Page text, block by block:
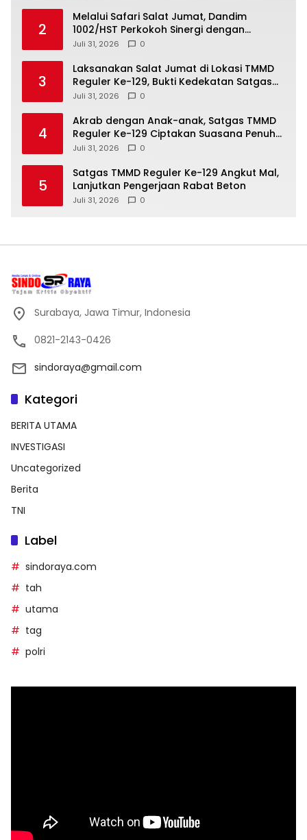
2
Melalui Safari Salat Jumat, Dandim
1002/HST Perkokoh Sinergi dengan
Masyarakat
Juli 31, 2026 0
3
Laksanakan Salat Jumat di Lokasi TMMD
Reguler Ke-129, Bukti Kedekatan Satgas
Kodim 1208/Sambas dengan Warga
Juli 31, 2026 0
4
Akrab dengan Anak-anak, Satgas TMMD
Reguler Ke-129 Ciptakan Suasana Penuh
Keceriaan di Desa Tempapan Hulu
Juli 31, 2026 0
5
Satgas TMMD Reguler Ke-129 Angkut Mal,
Lanjutkan Pengerjaan Rabat Beton
Juli 31, 2026 0
Surabaya, Jawa Timur, Indonesia
0821-2143-0426
sindoraya@gmail.com
Kategori
BERITA UTAMA
INVESTIGASI
Uncategorized
Berita
TNI
Label
sindoraya.com
tah
utama
tag
polri